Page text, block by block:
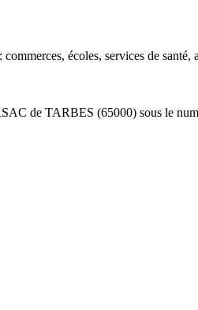
écoles, services de santé,
de TARBES (65000) sous le